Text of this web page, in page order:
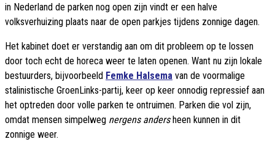
in Nederland de parken nog open zijn vindt er een halve
volksverhuizing plaats naar de open parkjes tijdens zonnige dagen.
Het kabinet doet er verstandig aan om dit probleem op te lossen
door toch echt de horeca weer te laten openen. Want nu zijn lokale
bestuurders, bijvoorbeeld Femke Halsema van de voormalige
stalinistische GroenLinks-partij, keer op keer onnodig repressief aan
het optreden door volle parken te ontruimen. Parken die vol zijn,
omdat mensen simpelweg nergens andersheen kunnen in dit
zonnige weer.